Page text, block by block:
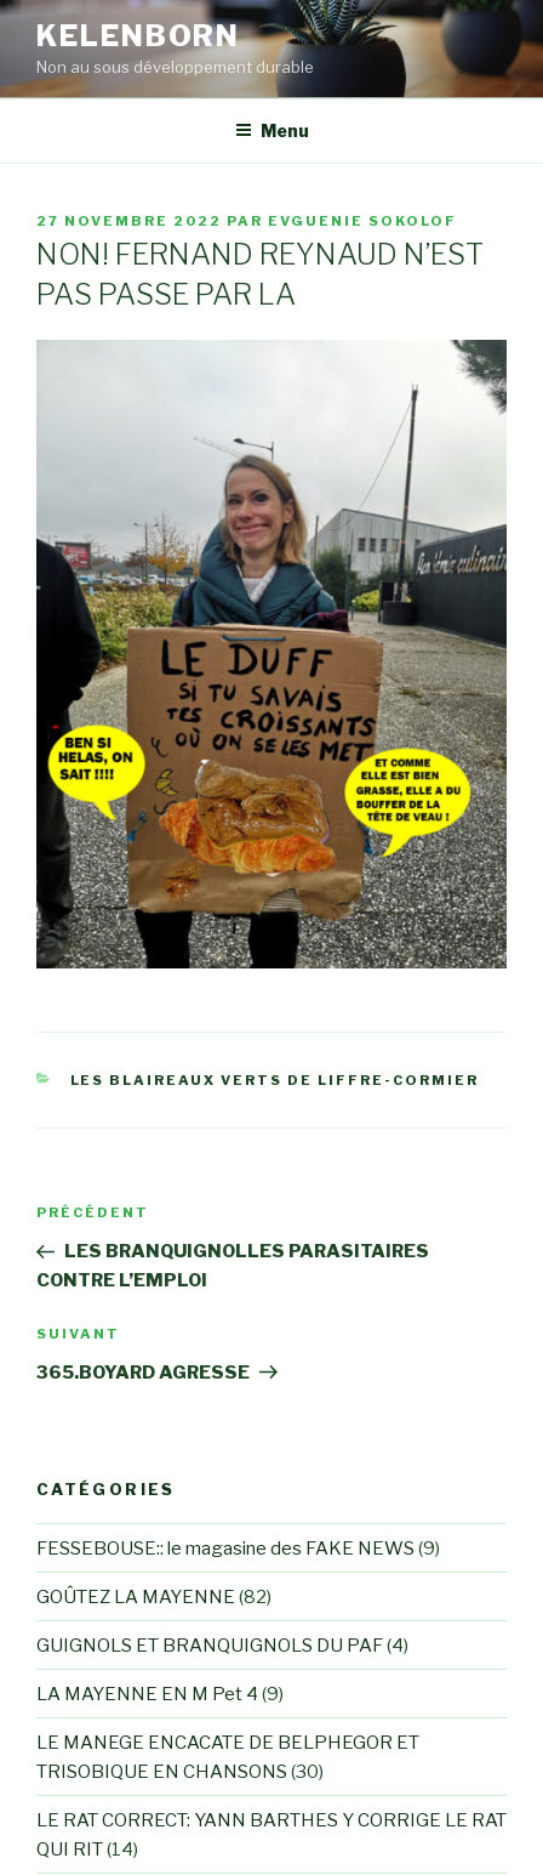
Aller
contenu
principal
KELENBORN
Non au sous développement durable
Menu
PUBLIÉ
LE
27 NOVEMBRE 2022 PAR EVGUENIE SOKOLOF
NON! FERNAND REYNAUD N’EST
PAS PASSE PAR LA
CATÉGORIES
LES BLAIREAUX VERTS DE LIFFRE-CORMIER
Navigation
l’article
Article
précédent
PRÉCÉDENT
LES BRANQUIGNOLLES PARASITAIRES
CONTRE L’EMPLOI
Article
suivant
SUIVANT
365.BOYARD AGRESSE
CATÉGORIES
FESSEBOUSE:: le magasine des FAKE NEWS (9)
GOÛTEZ LA MAYENNE (82)
GUIGNOLS ET BRANQUIGNOLS DU PAF(4)
LA MAYENNE EN M Pet 4 (9)
LE MANEGE ENCACATE DE BELPHEGOR ET
TRISOBIQUE EN CHANSONS (30)
LE RAT CORRECT: YANN BARTHES Y CORRIGE LE RAT
QUI RIT(14)